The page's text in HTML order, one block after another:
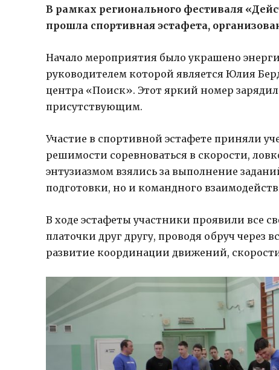
В рамках регионального фестиваля
прошла спортивная эстафета,
Начало мероприятия было украшено
руководителем которой является Юлия
центра «Поиск». Этот яркий номер
присутствующим.
Участие в спортивной эстафете приняли
решимости соревноваться в скорости,
энтузиазмом взялись за выполнение
подготовки, но и командного
В ходе эстафеты участники проявили все
платочки друг другу, проводя обруч через
развитие координации движений,